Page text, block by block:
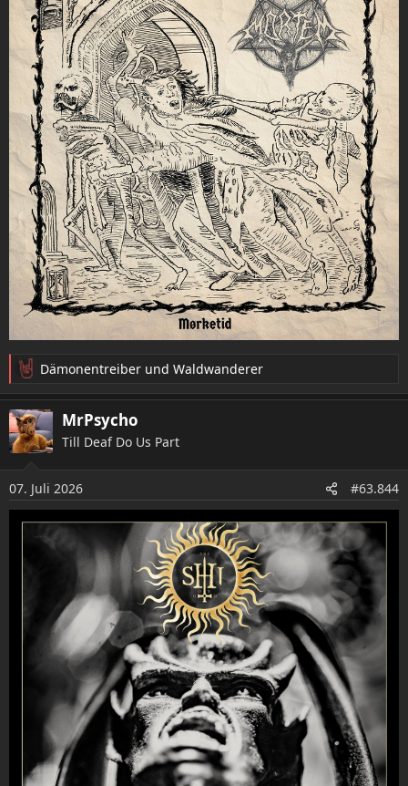
R
e
a
k
t
n
e
Dämonentreiber und Waldwanderer
MrPsycho
Till Deaf Do Us Part
07. Juli 2026 #63.844